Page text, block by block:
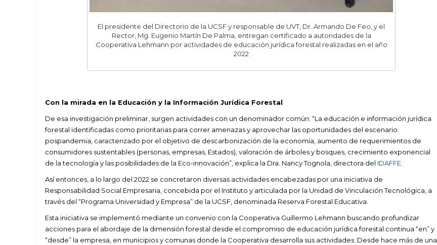
El presidente del Directorio de la UCSF y responsable de UVT, Dr. Armando De Feo, y el
Rector, Mg. Eugenio Martín De Palma, entregan certificado a autoridades de la
Cooperativa Lehmann por actividades de educación jurídica forestal realizadas en el año
2022
Con la mirada en la Educación y la Información Jurídica Forestal
De esa investigación preliminar, surgen actividades con un denominador común: “La educación e información jurídica
forestal identificadas como prioritarias para correr amenazas y aprovechar las oportunidades del escenario
pospandemia, caracterizado por el objetivo de descarbonización de la economía, aumento de requerimientos de
consumidores sustentables (personas, empresas, Estados), valoración de árboles y bosques, crecimiento exponencial
de la tecnología y las posibilidades de la Eco-innovación”, explica la Dra. Nancy Tognola, directora del IDAFFE.
Así entonces, a lo largo del 2022 se concretaron diversas actividades encabezadas por una iniciativa de
Responsabilidad Social Empresaria, concebida por el Instituto y articulada por la Unidad de Vinculación Tecnológica, a
través del “Programa Universidad y Empresa” de la UCSF, denominada Reserva Forestal Educativa.
Esta iniciativa se implementó mediante un convenio con la Cooperativa Guillermo Lehmann buscando profundizar
acciones para el abordaje de la dimensión forestal desde el compromiso de educación jurídica forestal continua “en” y
“desde” la empresa, en municipios y comunas donde la Cooperativa desarrolla sus actividades. Desde hace más de una